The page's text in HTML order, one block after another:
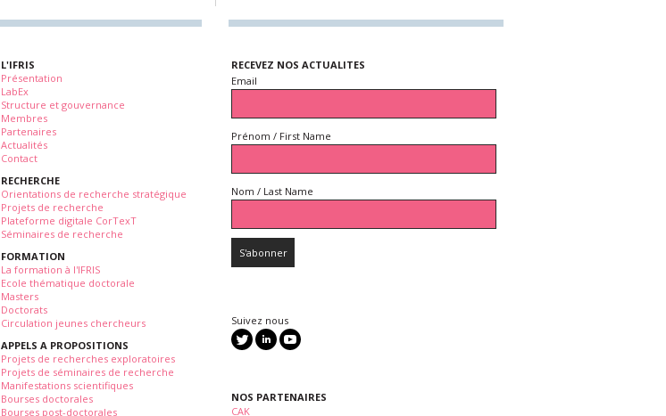
L'IFRIS
Présentation
LabEx
Structure et gouvernance
Membres
Partenaires
Actualités
Contact
RECHERCHE
Orientations de recherche stratégique
Projets de recherche
Plateforme digitale CorTexT
Séminaires de recherche
FORMATION
La formation à l'IFRIS
Ecole thématique doctorale
Masters
Doctorats
Circulation jeunes chercheurs
APPELS A PROPOSITIONS
Projets de recherches exploratoires
Projets de séminaires de recherche
Manifestations scientifiques
Bourses doctorales
Bourses post-doctorales
RECEVEZ NOS ACTUALITES
Email
Prénom / First Name
Nom / Last Name
Suivez nous
NOS PARTENAIRES
CAK